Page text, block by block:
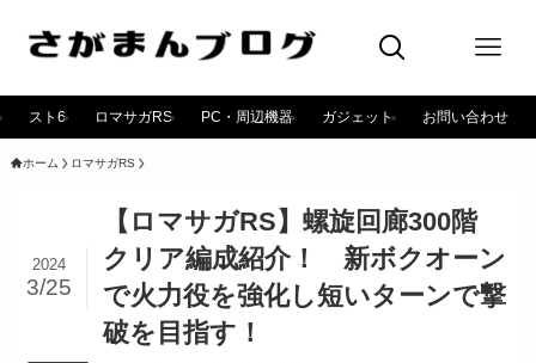
スト6 ロマサガRS PC・周辺機器 ガジェット お問い合わせ
ホーム ロマサガRS
【ロマサガRS】螺旋回廊300階
クリア編成紹介！ 新ボクオーン
で火力役を強化し短いターンで撃
破を目指す！
2024
3/25